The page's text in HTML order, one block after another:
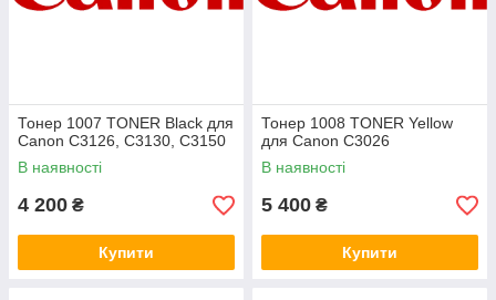
Тонер 1007 TONER Black для
Canon C3126, C3130, C3150
В наявності
4 200 ₴
Купити
Тонер 1008 TONER Yellow
для Canon C3026
В наявності
5 400 ₴
Купити